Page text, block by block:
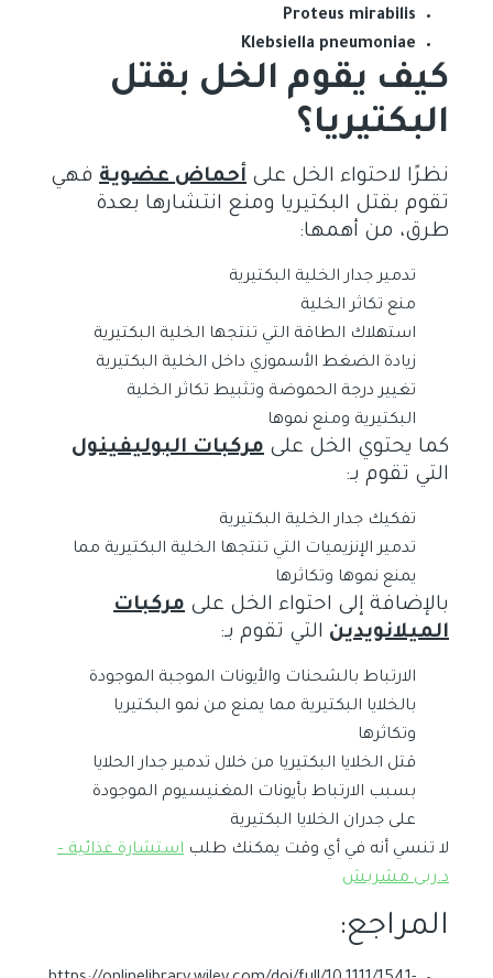
Proteus mirabilis
Klebsiella pneumoniae
كيف يقوم الخل بقتل
البكتيريا؟
نظرًا لاحتواء الخل على أحماض عضوية فهي
تقوم بقتل البكتيريا ومنع انتشارها بعدة
طرق، من أهمها:
تدمير جدار الخلية البكتيرية
منع تكاثر الخلية
استهلاك الطاقة التي تنتجها الخلية البكتيرية
زيادة الضغط الأسموزي داخل الخلية البكتيرية
تغيير درجة الحموضة وتثبيط تكاثر الخلية
البكتيرية ومنع نموها
كما يحتوي الخل على مركبات البوليفينول
التي تقوم بـ:
تفكيك جدار الخلية البكتيرية
تدمير الإنزيميات التي تنتجها الخلية البكتيرية مما
يمنع نموها وتكاثرها
بالإضافة إلى احتواء الخل على مركبات
الميلانويدين التي تقوم بـ:
الارتباط بالشحنات والأيونات الموجبة الموجودة
بالخلايا البكتيرية مما يمنع من نمو البكتيريا
وتكاثرها
قتل الخلايا البكتيريا من خلال تدمير جدار الحلايا
بسبب الارتباط بأيونات المغنيسيوم الموجودة
على جدران الخلايا البكتيرية
لا تنسي أنه في أي وقت يمكنك طلب استشارة غذائية –
د.ربى مشربش
المراجع: